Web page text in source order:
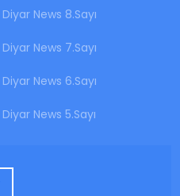
Diyar News 8.Sayı
Diyar News 7.Sayı
Diyar News 6.Sayı
Diyar News 5.Sayı